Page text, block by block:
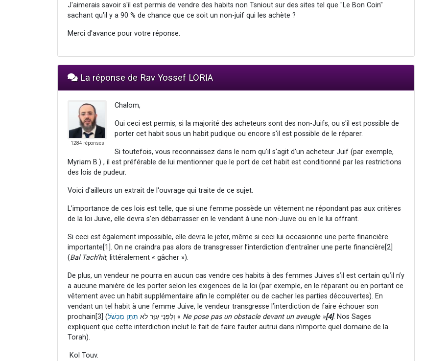
J'aimerais savoir s'il est permis de vendre des habits non Tsniout sur des sites tel que "Le Bon Coin"
sachant qu'il y a 90 % de chance que ce soit un non-juif qui les achète ?
Merci d'avance pour votre réponse.
La réponse de Rav Yossef LORIA
1284 réponses
Chalom,
Oui ceci est permis, si la majorité des acheteurs sont des non-Juifs, ou s'il est possible de
porter cet habit sous un habit pudique ou encore s'il est possible de le réparer.
Si toutefois, vous reconnaissez dans le nom qu'il s'agit d'un acheteur Juif (par exemple,
Myriam B.) , il est préférable de lui mentionner que le port de cet habit est conditionné par les restrictions
des lois de pudeur.
Voici d'ailleurs un extrait de l'ouvrage qui traite de ce sujet.
L’importance de ces lois est telle, que si une femme possède un vêtement ne répondant pas aux critères
de la loi Juive, elle devra s’en débarrasser en le vendant à une non-Juive ou en le lui offrant.
Si ceci est également impossible, elle devra le jeter, même si ceci lui occasionne une perte financière
importante[1]. On ne craindra pas alors de transgresser l’interdiction d’entraîner une perte financière[2]
(Bal Tach’hit, littéralement « gâcher »).
De plus, un vendeur ne pourra en aucun cas vendre ces habits à des femmes Juives s’il est certain qu’il n’y
a aucune manière de les porter selon les exigences de la loi (par exemple, en le réparant ou en portant ce
vêtement avec un habit supplémentaire afin le compléter ou de cacher les parties découvertes). En
vendant un tel habit à une femme Juive, le vendeur transgresse l’interdiction de faire échouer son
prochain
[3] (וְלִפְנֵי עִוֵּר לֹא תִתֵּן מִכְשֹׁל « Ne pose pas un obstacle devant un aveugle »[4]. Nos Sages
expliquent que cette interdiction inclut le fait de faire fauter autrui dans n’importe quel domaine de la
Torah).
Kol Touv.